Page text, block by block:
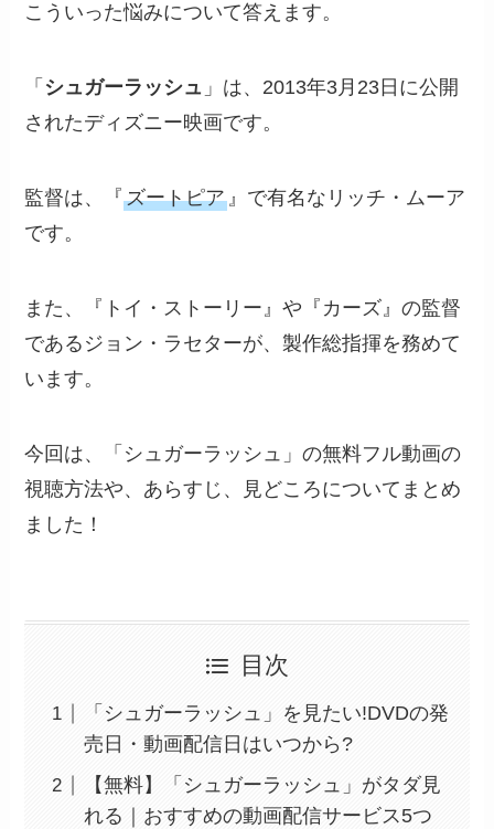
こういった悩みについて答えます。
「 シュガーラッシュ 」は、2013年3月23日に公開
されたディズニー映画です。
監督は、『ズートピア』で有名なリッチ・ムーア
です。
また、『トイ・ストーリー』や『カーズ』の監督
であるジョン・ラセターが、製作総指揮を務めて
います。
今回は、「シュガーラッシュ」の無料フル動画の
視聴方法や、あらすじ、見どころについてまとめ
ました！
目次
「シュガーラッシュ」を見たい!DVDの発
売日・動画配信日はいつから?
【無料】「シュガーラッシュ」がタダ見
れる｜おすすめの動画配信サービス5つ